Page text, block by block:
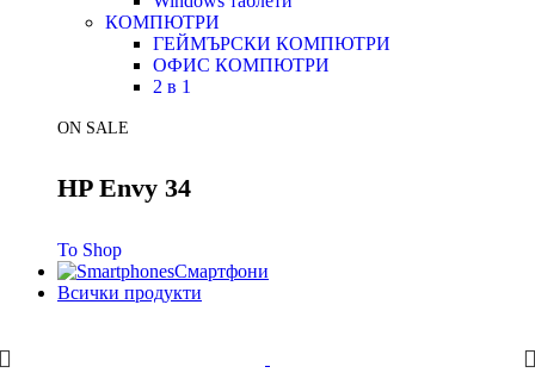
КОМПЮТРИ
ГЕЙМЪРСКИ КОМПЮТРИ
ОФИС КОМПЮТРИ
2 в 1
ON SALE
HP Envy 34
To Shop
Смартфони
Всички продукти